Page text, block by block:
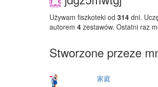
Używam fiszkoteki od 314 dni.
autorem 4 zestawów. Ostatni raz
Stworzone przeze
家庭